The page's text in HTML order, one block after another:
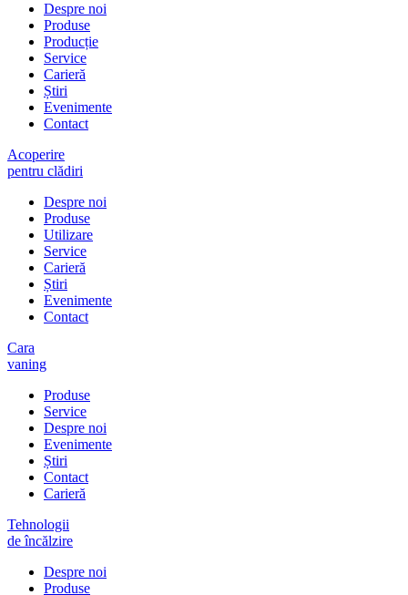
Despre noi
Produse
Producție
Service
Carieră
Știri
Evenimente
Contact
Acoperire
pentru clădiri
Despre noi
Produse
Utilizare
Service
Carieră
Știri
Evenimente
Contact
Cara
vaning
Produse
Service
Despre noi
Evenimente
Știri
Contact
Carieră
Tehnologii
de încălzire
Despre noi
Produse